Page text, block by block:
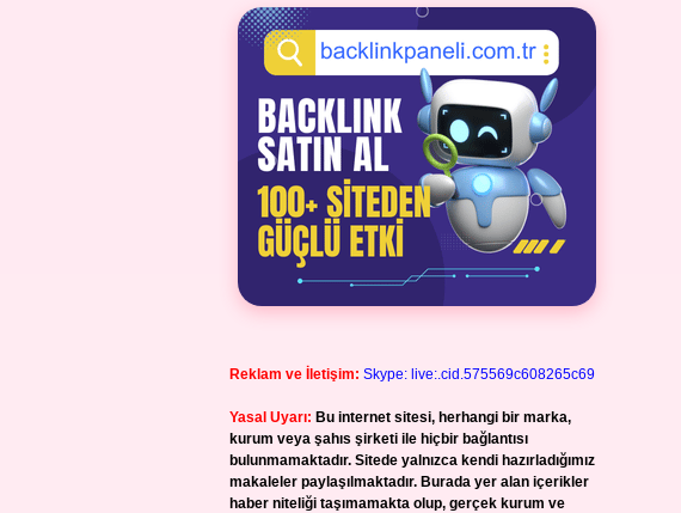
Reklam ve İletişim: Skype: live:.cid.575569c608265c69
Yasal Uyarı: Bu internet sitesi, herhangi bir marka,
kurum veya şahıs şirketi ile hiçbir bağlantısı
bulunmamaktadır. Sitede yalnızca kendi hazırladığımız
makaleler paylaşılmaktadır. Burada yer alan içerikler
haber niteliği taşımamakta olup, gerçek kurum ve